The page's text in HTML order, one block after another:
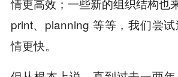
情更高效；一些新的组织结构也
print、planning 等等，我们尝
情更快。